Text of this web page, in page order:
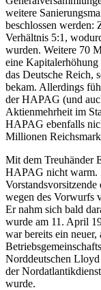
weitere
beschlossen werden:
Verhältnis 5:1,
wurden. Weitere 70
eine
das Deutsche Reich,
bekam. Allerdings
der HAPAG (und
Aktienmehrheit im
HAPAG ebenfalls
Millionen
Mit dem Treuhänder
HAPAG nicht warm.
wegen des Vorwurfs
Er nahm sich bald
wurde am 11. April
war bereits ein neuer,
Norddeutschen
der
wurde.